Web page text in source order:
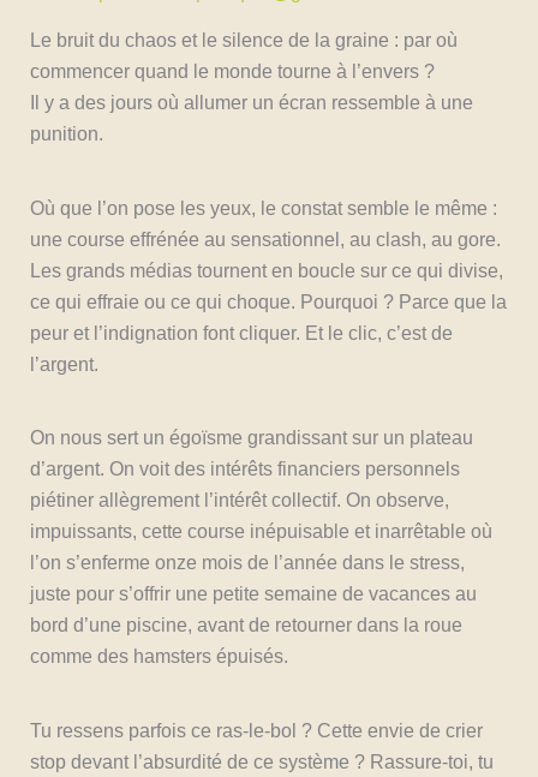
Le bruit du chaos et le silence de la graine : par où
commencer quand le monde tourne à l’envers ?
Il y a des jours où allumer un écran ressemble à une
punition.
Où que l’on pose les yeux, le constat semble le même :
une course effrénée au sensationnel, au clash, au gore.
Les grands médias tournent en boucle sur ce qui divise,
ce qui effraie ou ce qui choque. Pourquoi ? Parce que la
peur et l’indignation font cliquer. Et le clic, c’est de
l’argent.
On nous sert un égoïsme grandissant sur un plateau
d’argent. On voit des intérêts financiers personnels
piétiner allègrement l’intérêt collectif. On observe,
impuissants, cette course inépuisable et inarrêtable où
l’on s’enferme onze mois de l’année dans le stress,
juste pour s’offrir une petite semaine de vacances au
bord d’une piscine, avant de retourner dans la roue
comme des hamsters épuisés.
Tu ressens parfois ce ras-le-bol ? Cette envie de crier
stop devant l’absurdité de ce système ? Rassure-toi, tu